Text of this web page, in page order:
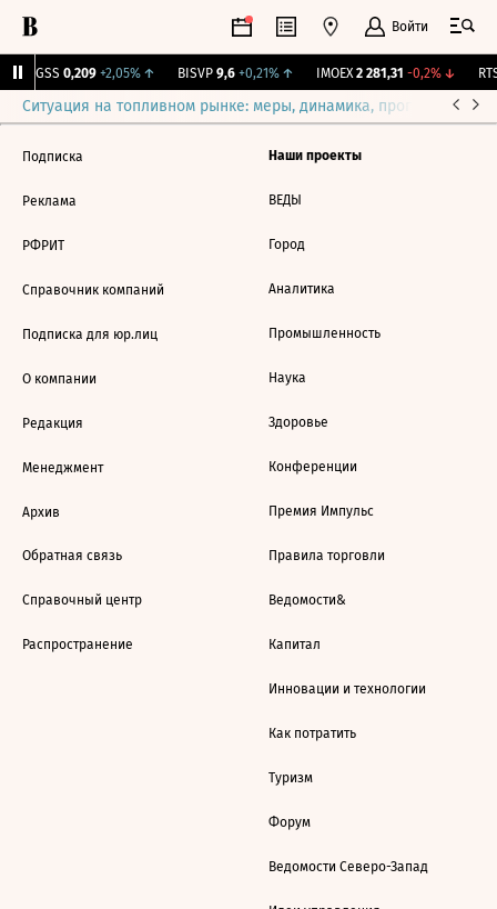
Войти
RGSS 0,209 +2,05%↑ BISVP 9,6 +0,21%↑ IMOEX 2 281,31 -0,2%↓
Ситуация на топливном рынке: меры, динамика, прогнозы
Подписка
Реклама
РФРИТ
Справочник компаний
Подписка для юр.лиц
О компании
Редакция
Менеджмент
Архив
Обратная связь
Справочный центр
Распространение
Наши проекты
ВЕДЫ
Город
Аналитика
Промышленность
Наука
Здоровье
Конференции
Премия Импульс
Правила торговли
Ведомости&
Капитал
Инновации и технологии
Как потратить
Туризм
Форум
Ведомости Северо-Запад